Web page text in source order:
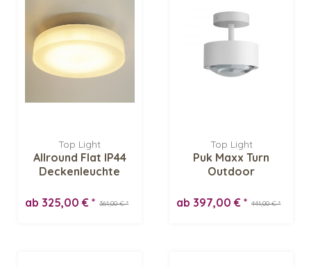
Top Light
Allround Flat IP44
Deckenleuchte
361,00 € *
ab 325,00 € *
Top Light
Puk Maxx Turn
Outdoor
441,00 € *
ab 397,00 € *